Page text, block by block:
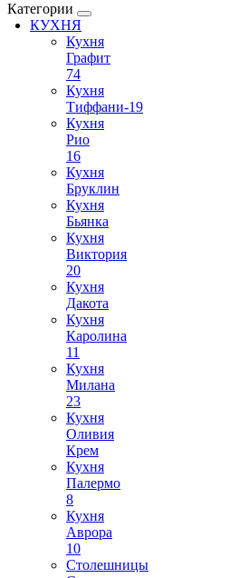
Категории
КУХНЯ
Кухня
Графит
74
Кухня
Тиффани-19
Кухня
Рио
16
Кухня
Бруклин
Кухня
Бьянка
Кухня
Виктория
20
Кухня
Дакота
Кухня
Каролина
11
Кухня
Милана
23
Кухня
Оливия
Крем
Кухня
Палермо
8
Кухня
Аврора
10
Столешницы